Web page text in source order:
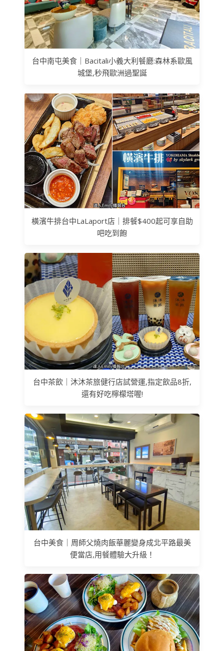
台中南屯美食｜Bacitali小義大利餐廳:森林系歐風
城堡,秒飛歐洲過聖誕
橫濱牛排台中LaLaport店｜排餐$400起可享自助
吧吃到飽
台中茶飲｜沐沐茶旅健行店試營運,指定飲品8折,
還有好吃檸檬塔喔!
台中美食｜周師父燒肉飯華麗變身成北平路最美
便當店,用餐體驗大升級！